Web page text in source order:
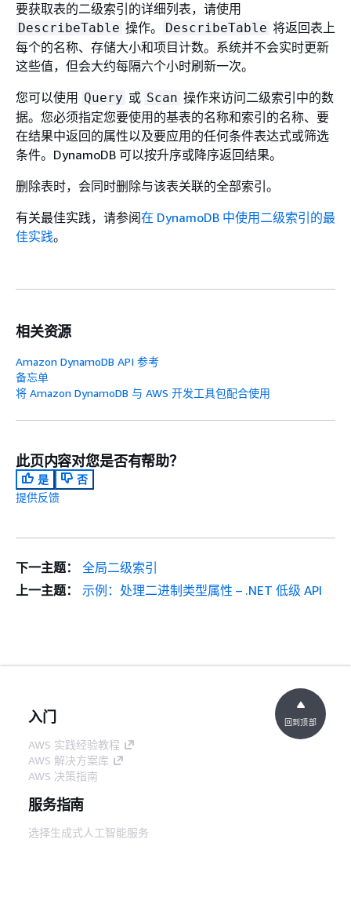
要获取表的二级索引的详细列表，请使用
DescribeTable 操作。 DescribeTable 将返回表上
每个的名称、存储大小和项目计数。系统并不会实时更新
这些值，但会大约每隔六个小时刷新一次。
您可以使用 Query 或 Scan 操作来访问二级索引中的数
据。您必须指定您要使用的基表的名称和索引的名称、要
在结果中返回的属性以及要应用的任何条件表达式或筛选
条件。DynamoDB 可以按升序或降序返回结果。
删除表时，会同时删除与该表关联的全部索引。
有关最佳实践，请参阅在 DynamoDB 中使用二级索引的最
佳实践。
相关资源
Amazon DynamoDB API 参考
备忘单
将 Amazon DynamoDB 与 AWS 开发工具包配合使用
此页内容对您是否有帮助？
是
否
提供反馈
下一主题：
全局二级索引
上一主题：
示例：处理二进制类型属性 – .NET 低级 API
入门
AWS 实践经验教程
AWS 解决方案库
AWS 决策指南
服务指南
选择生成式人工智能服务
回到顶部